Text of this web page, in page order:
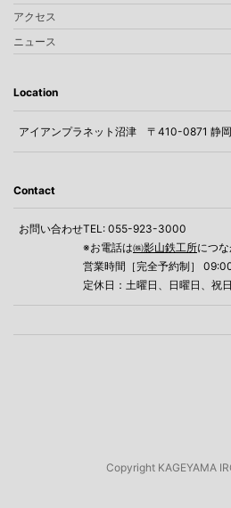
アクセス
ニュース
Location
アイアンプラネット沼津 〒410-0871 静
Contact
お問い合わせTEL: 055-923-3000
※お電話は㈱影山鉄工所につな
営業時間［完全予約制］
定休日：土曜日、日曜日、祝
Copyright KAGEYAMA